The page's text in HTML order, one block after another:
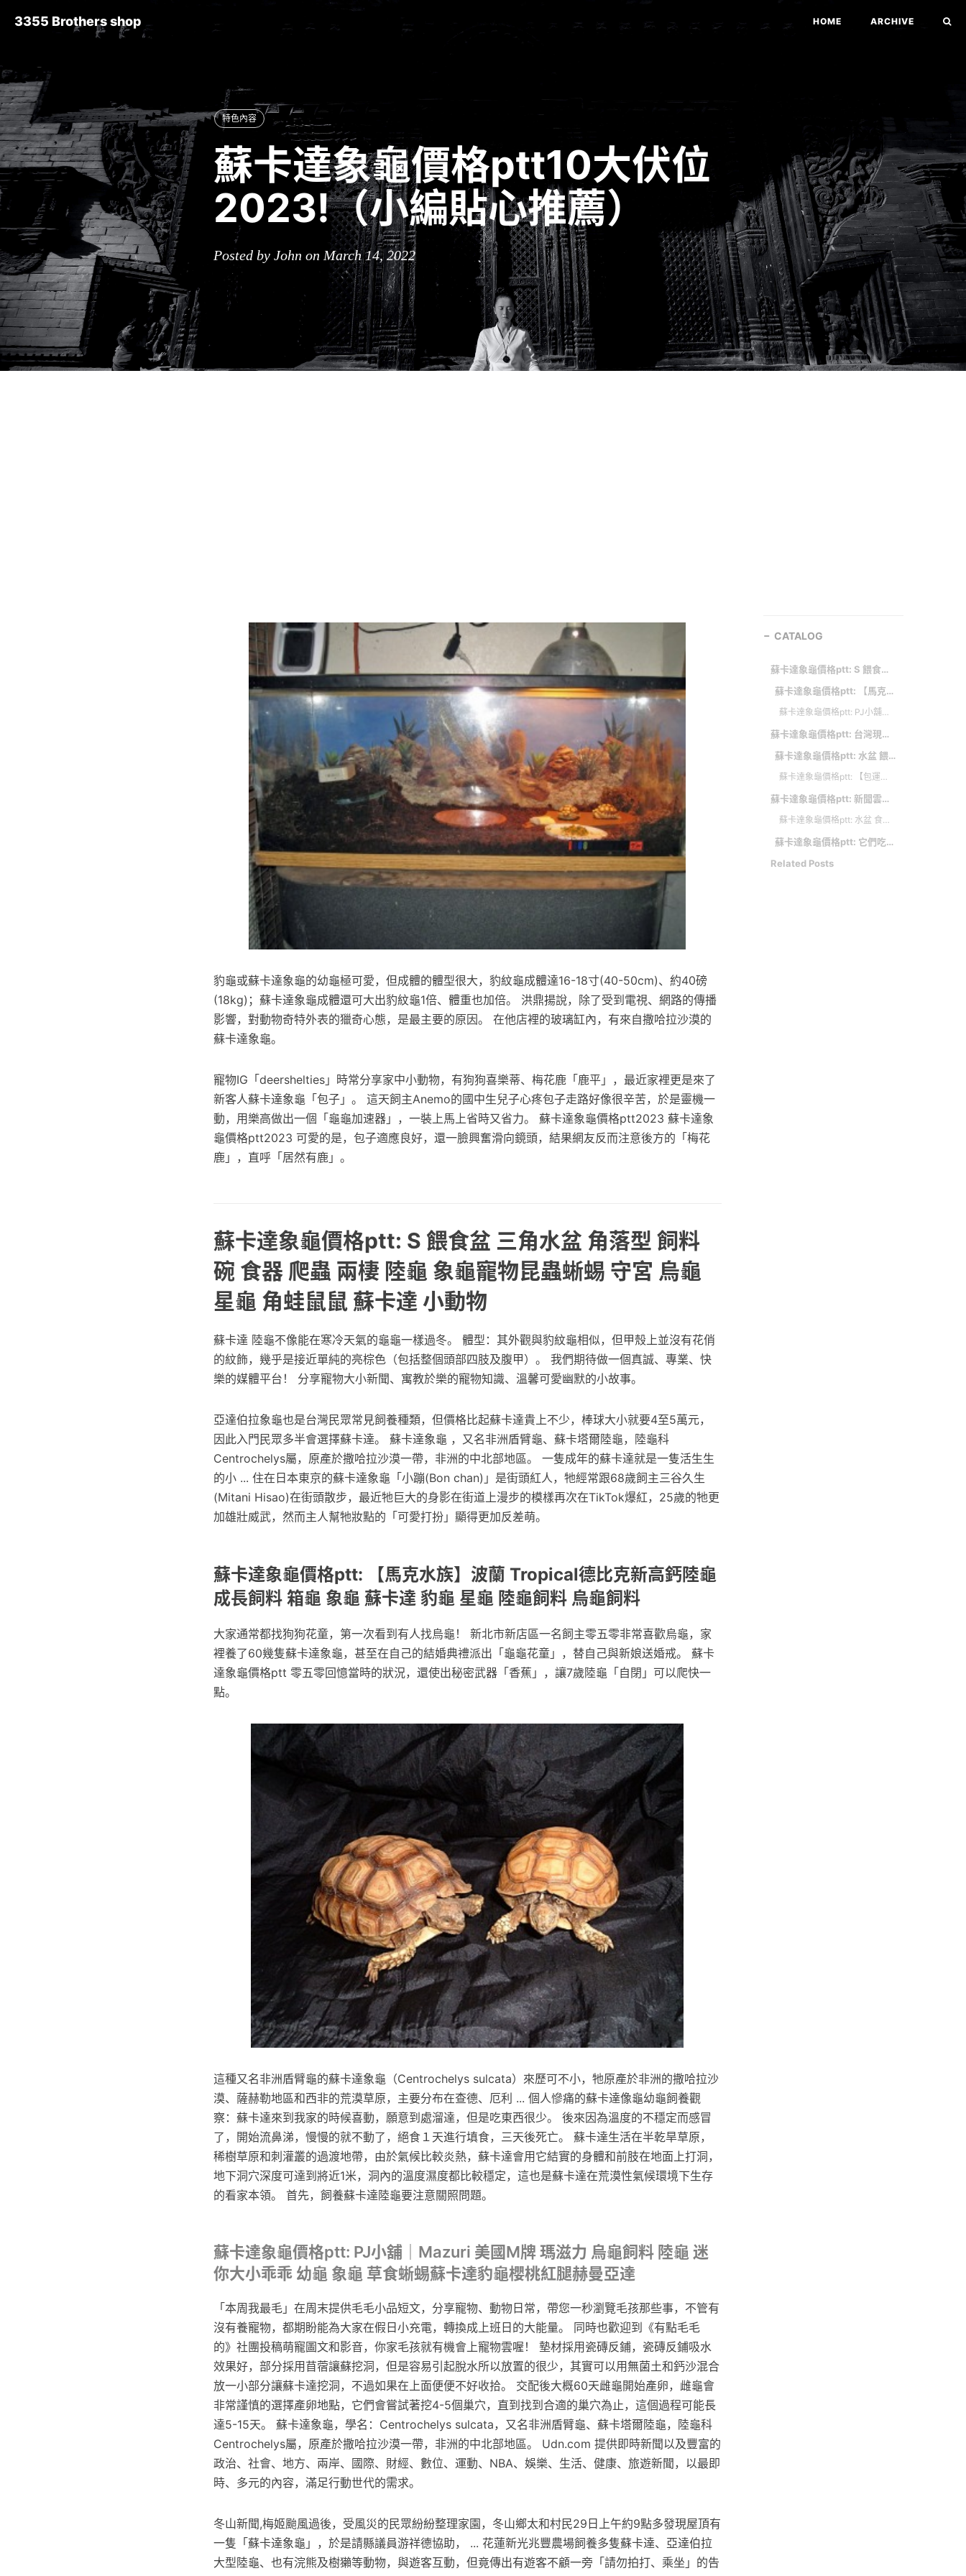
3355 Brothers shop HOME ARCHIVE
特色內容
蘇卡達象龜價格ptt10大伏位
2023!（小編貼心推薦）
Posted by John on March 14, 2022
豹龜或蘇卡達象龜的幼龜極可愛，但成體的體型很大，豹紋龜成體達16-18寸(40-50cm)、約40磅
(18kg)；蘇卡達象龜成體還可大出豹紋龜1倍、體重也加倍。 洪鼎揚說，除了受到電視、網路的傳播
影響，對動物奇特外表的獵奇心態，是最主要的原因。 在他店裡的玻璃缸內，有來自撒哈拉沙漠的
蘇卡達象龜。
寵物IG「deershelties」時常分享家中小動物，有狗狗喜樂蒂、梅花鹿「鹿平」，最近家裡更是來了
新客人蘇卡達象龜「包子」。 這天飼主Anemo的國中生兒子心疼包子走路好像很辛苦，於是靈機一
動，用樂高做出一個「龜龜加速器」，一裝上馬上省時又省力。 蘇卡達象龜價格ptt2023 蘇卡達象
龜價格ptt2023 可愛的是，包子適應良好，還一臉興奮滑向鏡頭，結果網友反而注意後方的「梅花
鹿」，直呼「居然有鹿」。
蘇卡達象龜價格ptt: S 餵食盆 三角水盆 角落型 飼料
碗 食器 爬蟲 兩棲 陸龜 象龜寵物昆蟲蜥蜴 守宮 烏龜
星龜 角蛙鼠鼠 蘇卡達 小動物
蘇卡達 陸龜不像能在寒冷天氣的龜龜一樣過冬。 體型：其外觀與豹紋龜相似，但甲殼上並沒有花俏
的紋飾，幾乎是接近單純的亮棕色（包括整個頭部四肢及腹甲）。 我們期待做一個真誠、專業、快
樂的媒體平台！ 分享寵物大小新聞、寓教於樂的寵物知識、溫馨可愛幽默的小故事。
亞達伯拉象龜也是台灣民眾常見飼養種類，但價格比起蘇卡達貴上不少，棒球大小就要4至5萬元，
因此入門民眾多半會選擇蘇卡達。 蘇卡達象龜 ，又名非洲盾臂龜、蘇卡塔爾陸龜，陸龜科
Centrochelys屬，原產於撒哈拉沙漠一帶，非洲的中北部地區。 一隻成年的蘇卡達就是一隻活生生
的小 ... 住在日本東京的蘇卡達象龜「小蹦(Bon chan)」是街頭紅人，牠經常跟68歲飼主三谷久生
(Mitani Hisao)在街頭散步，最近牠巨大的身影在街道上漫步的模樣再次在TikTok爆紅，25歲的牠更
加雄壯威武，然而主人幫牠妝點的「可愛打扮」顯得更加反差萌。
蘇卡達象龜價格ptt: 【馬克水族】波蘭 Tropical德比克新高鈣陸龜
成長飼料 箱龜 象龜 蘇卡達 豹龜 星龜 陸龜飼料 烏龜飼料
大家通常都找狗狗花童，第一次看到有人找烏龜！ 新北市新店區一名飼主零五零非常喜歡烏龜，家
裡養了60幾隻蘇卡達象龜，甚至在自己的結婚典禮派出「龜龜花童」，替自己與新娘送婚戒。 蘇卡
達象龜價格ptt 零五零回憶當時的狀況，還使出秘密武器「香蕉」，讓7歲陸龜「自閉」可以爬快一
點。
這種又名非洲盾臂龜的蘇卡達象龜（Centrochelys sulcata）來歷可不小，牠原產於非洲的撒哈拉沙
漠、薩赫勒地區和西非的荒漠草原，主要分布在查德、厄利 ... 個人慘痛的蘇卡達像龜幼龜飼養觀
察：蘇卡達來到我家的時候喜動，願意到處溜達，但是吃東西很少。 後來因為溫度的不穩定而感冒
了，開始流鼻涕，慢慢的就不動了，絕食１天進行填食，三天後死亡。 蘇卡達生活在半乾旱草原，
稀樹草原和刺灌叢的過渡地帶，由於氣候比較炎熱，蘇卡達會用它結實的身體和前肢在地面上打洞，
地下洞穴深度可達到將近1米，洞內的溫度濕度都比較穩定，這也是蘇卡達在荒漠性氣候環境下生存
的看家本領。 首先，飼養蘇卡達陸龜要注意關照問題。
蘇卡達象龜價格ptt: PJ小舖｜Mazuri 美國M牌 瑪滋力 烏龜飼料 陸龜 迷
你大小乖乖 幼龜 象龜 草食蜥蜴蘇卡達豹龜櫻桃紅腿赫曼亞達
「本周我最毛」在周末提供毛毛小品短文，分享寵物、動物日常，帶您一秒瀏覽毛孩那些事，不管有
沒有養寵物，都期盼能為大家在假日小充電，轉換成上班日的大能量。 同時也歡迎到《有點毛毛
的》社團投稿萌寵圖文和影音，你家毛孩就有機會上寵物雲喔！ 墊材採用瓷磚反鋪，瓷磚反鋪吸水
效果好，部分採用苜蓿讓蘇挖洞，但是容易引起脫水所以放置的很少，其實可以用無菌土和鈣沙混合
放一小部分讓蘇卡達挖洞，不過如果在上面便便不好收拾。 交配後大概60天雌龜開始產卵，雌龜會
非常謹慎的選擇產卵地點，它們會嘗試著挖4-5個巢穴，直到找到合適的巢穴為止，這個過程可能長
達5-15天。 蘇卡達象龜，學名：Centrochelys sulcata，又名非洲盾臂龜、蘇卡塔爾陸龜，陸龜科
Centrochelys屬，原產於撒哈拉沙漠一帶，非洲的中北部地區。 Udn.com 提供即時新聞以及豐富的
政治、社會、地方、兩岸、國際、財經、數位、運動、NBA、娛樂、生活、健康、旅遊新聞，以最即
時、多元的內容，滿足行動世代的需求。
冬山新聞,梅姬颱風過後，受風災的民眾紛紛整理家園，冬山鄉太和村民29日上午約9點多發現屋頂有
一隻「蘇卡達象龜」，於是請縣議員游祥德協助， ... 花蓮新光兆豐農場飼養多隻蘇卡達、亞達伯拉
大型陸龜、也有浣熊及樹獺等動物，與遊客互動，但竟傳出有遊客不顧一旁「請勿拍打、乘坐」的告
CATALOG
蘇卡達象龜價格ptt: S 餵食盆 三角水盆 角落型 飼料碗 食器 爬蟲 兩棲 陸龜 象龜寵物昆蟲蜥蜴 守宮 烏龜星龜 角蛙鼠鼠 蘇卡達 小動物
蘇卡達象龜價格ptt: 【馬克水族】波蘭 Tropical德比克新高鈣陸龜成長飼料 箱龜 象龜 蘇卡達 豹龜 星龜 陸龜飼料 烏龜飼料
蘇卡達象龜價格ptt: PJ小舖｜Mazuri 美國M牌 瑪滋力 烏龜飼料 陸龜 迷你大小乖乖 幼龜 象龜 草食蜥蜴蘇卡達豹龜櫻桃紅腿赫曼亞達
蘇卡達象龜價格ptt: 台灣現貨 折疊寵物箱 飼養箱 可堆疊 寵物盒 爬蟲箱 角蛙 刺蝟 陸龜 蜥蜴 守宮 倉鼠 蠍子 蜘蛛 蘇卡達 倉鼠
蘇卡達象龜價格ptt: 水盆 餵食盆 三角 角落 扇型 水盤 飼料 碗 爬蟲 寵物 陸龜 蜥蜴 守宮 烏龜 箱 角蛙 綠鬣蜥蘇卡達 泡澡缸岩石型
蘇卡達象龜價格ptt: 【包運】全景 爬蟲箱 陸龜箱 蜥蜴箱 守宮箱 保溫箱 pvc爬蟲箱 飼養箱 爬蟲飼養箱 飼養箱爬蟲 加熱箱 蘇卡達
蘇卡達象龜價格ptt: 新聞雲APP週週躺著抽
蘇卡達象龜價格ptt: 水盆 食盆 角落型 三角形 兩棲 爬蟲 菜盆 飼料碗 餵食盆 守宮 烏龜 星龜 角蛙 蘇卡達 陸龜 象龜 蜥蜴
蘇卡達象龜價格ptt: 它們吃什麼
Related Posts